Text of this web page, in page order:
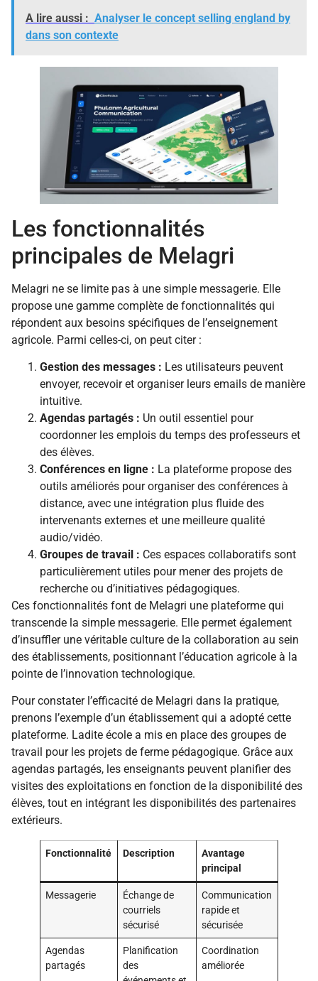
A lire aussi : Analyser le concept selling england by
dans son contexte
Les fonctionnalités
principales de Melagri
Melagri ne se limite pas à une simple messagerie. Elle
propose une gamme complète de fonctionnalités qui
répondent aux besoins spécifiques de l’enseignement
agricole. Parmi celles-ci, on peut citer :
Gestion des messages : Les utilisateurs peuvent
envoyer, recevoir et organiser leurs emails de manière
intuitive.
Agendas partagés : Un outil essentiel pour
coordonner les emplois du temps des professeurs et
des élèves.
Conférences en ligne : La plateforme propose des
outils améliorés pour organiser des conférences à
distance, avec une intégration plus fluide des
intervenants externes et une meilleure qualité
audio/vidéo.
Groupes de travail : Ces espaces collaboratifs sont
particulièrement utiles pour mener des projets de
recherche ou d’initiatives pédagogiques.
Ces fonctionnalités font de Melagri une plateforme qui
transcende la simple messagerie. Elle permet également
d’insuffler une véritable culture de la collaboration au sein
des établissements, positionnant l’éducation agricole à la
pointe de l’innovation technologique.
Pour constater l’efficacité de Melagri dans la pratique,
prenons l’exemple d’un établissement qui a adopté cette
plateforme. Ladite école a mis en place des groupes de
travail pour les projets de ferme pédagogique. Grâce aux
agendas partagés, les enseignants peuvent planifier des
visites des exploitations en fonction de la disponibilité des
élèves, tout en intégrant les disponibilités des partenaires
extérieurs.
Fonctionnalité Description
Avantage
principal
Messagerie
Échange de
courriels
sécurisé
Communication
rapide et
sécurisée
Agendas
partagés
Planification
des
Coordination
améliorée